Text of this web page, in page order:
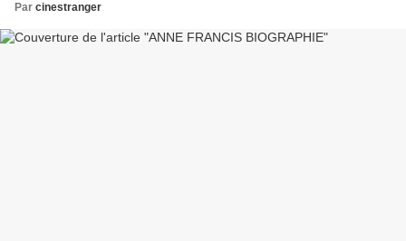
Par cinestranger